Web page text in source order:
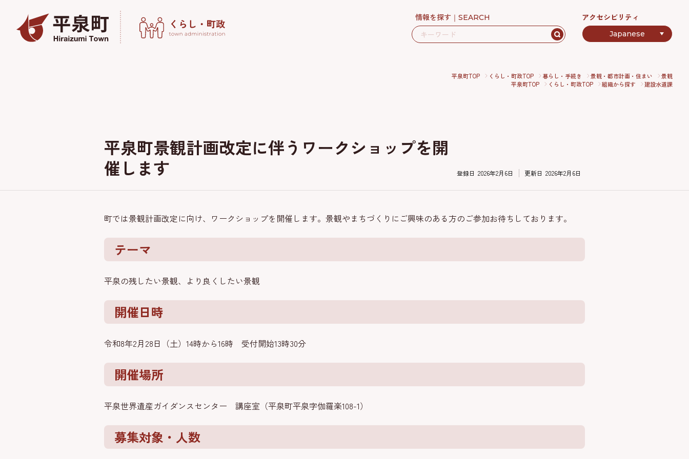
情報を探す SEARCH アクセシビリティ
平泉町TOP くらし・町政TOP 暮らし・手続き 景観・都市計画・住まい
景観
平泉町TOP
くらし・町政TOP 組織から探す 建設水道課
平泉町景観計画改定に伴うワークショップを開
催します
登録日 2026年2月6日 更新日 2026年2月6日
町では景観計画改定に向け、ワークショップを開催します。景観やまちづくりにご興味のある方のご参加お待ちしております。
テーマ
平泉の残したい景観、より良くしたい景観
開催日時
令和8年2月28日（土）14時から16時 受付開始13時30分
開催場所
平泉世界遺産ガイダンスセンター 講座室（平泉町平泉字伽羅楽108-1）
募集対象・人数